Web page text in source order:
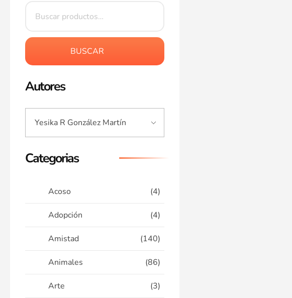
BUSCAR
Autores
Categorias
Acoso (4)
Adopción (4)
Amistad (140)
Animales (86)
Arte (3)